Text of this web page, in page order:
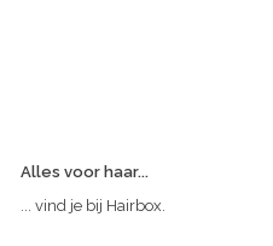
Alles voor haar...
... vind je bij Hairbox.